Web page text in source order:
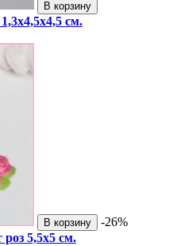
В корзину
см.
В корзину
-26%
5,5х5 см.